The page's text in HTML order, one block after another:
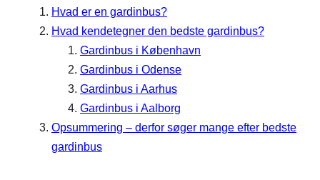
Hvad er en gardinbus?
Hvad kendetegner den bedste gardinbus?
Gardinbus i København
Gardinbus i Odense
Gardinbus i Aarhus
Gardinbus i Aalborg
Opsummering – derfor søger mange efter bedste
gardinbus